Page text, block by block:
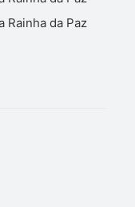
Rainha da Paz